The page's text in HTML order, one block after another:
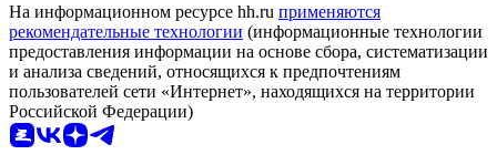
На информационном ресурсе hh.ru применяются
рекомендательные технологии (информационные технологии
предоставления информации на основе сбора, систематизации
и анализа сведений, относящихся к предпочтениям
пользователей сети «Интернет», находящихся на территории
Российской Федерации)